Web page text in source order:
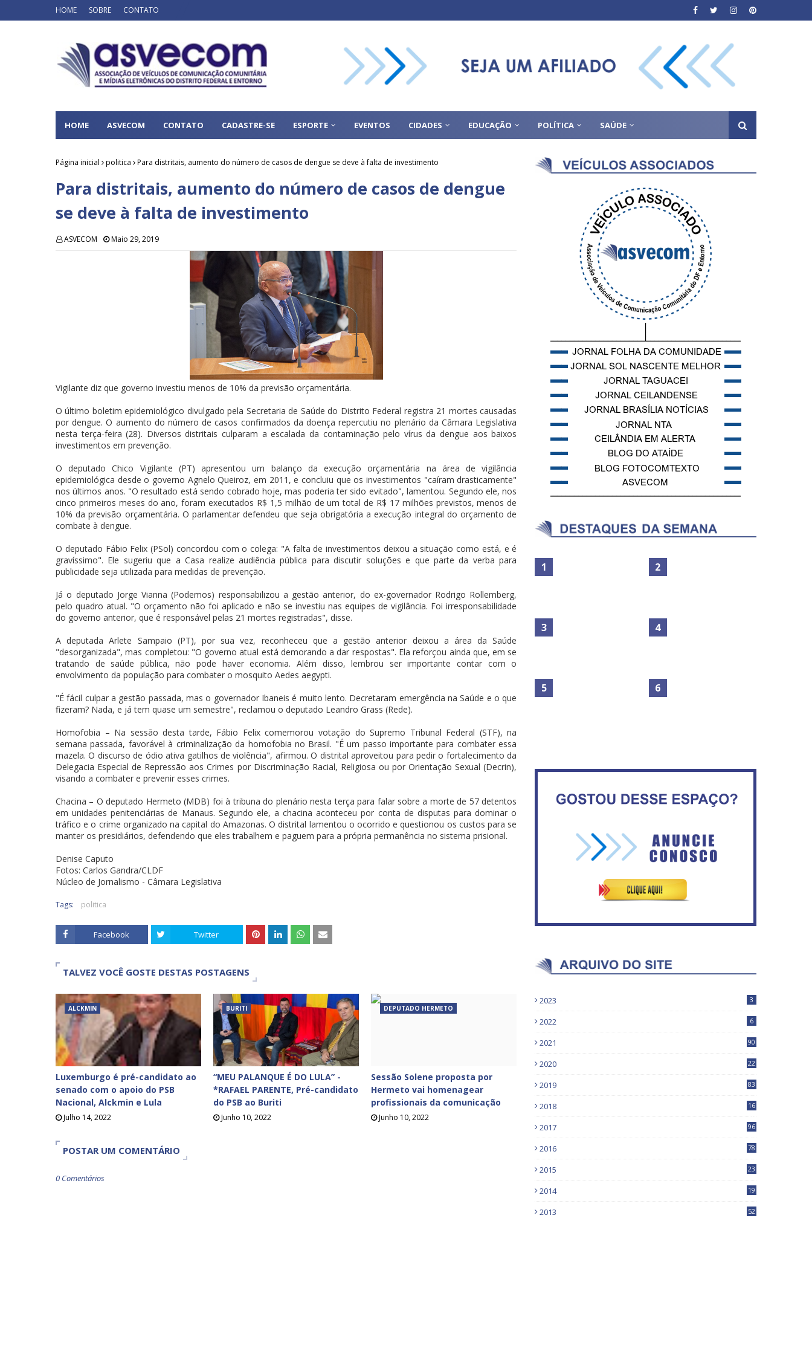
HOME SOBRE CONTATO
HOME ASVECOM CONTATO CADASTRE-SE ESPORTE EVENTOS CIDADES EDUCAÇÃO POLÍTICA SAÚDE
Página inicial politica Para distritais, aumento do número de casos de dengue se deve à falta de investimento
Para distritais, aumento do número de casos de dengue
se deve à falta de investimento
ASVECOM Maio 29, 2019
Vigilante diz que governo investiu menos de 10% da previsão orçamentária.
O último boletim epidemiológico divulgado pela Secretaria de Saúde do Distrito Federal registra 21 mortes causadas
por dengue. O aumento do número de casos confirmados da doença repercutiu no plenário da Câmara Legislativa
nesta terça-feira (28). Diversos distritais culparam a escalada da contaminação pelo vírus da dengue aos baixos
investimentos em prevenção.
O deputado Chico Vigilante (PT) apresentou um balanço da execução orçamentária na área de vigilância
epidemiológica desde o governo Agnelo Queiroz, em 2011, e concluiu que os investimentos "caíram drasticamente"
nos últimos anos. "O resultado está sendo cobrado hoje, mas poderia ter sido evitado", lamentou. Segundo ele, nos
cinco primeiros meses do ano, foram executados R$ 1,5 milhão de um total de R$ 17 milhões previstos, menos de
10% da previsão orçamentária. O parlamentar defendeu que seja obrigatória a execução integral do orçamento de
combate à dengue.
O deputado Fábio Felix (PSol) concordou com o colega: "A falta de investimentos deixou a situação como está, e é
gravíssimo". Ele sugeriu que a Casa realize audiência pública para discutir soluções e que parte da verba para
publicidade seja utilizada para medidas de prevenção.
Já o deputado Jorge Vianna (Podemos) responsabilizou a gestão anterior, do ex-governador Rodrigo Rollemberg,
pelo quadro atual. "O orçamento não foi aplicado e não se investiu nas equipes de vigilância. Foi irresponsabilidade
do governo anterior, que é responsável pelas 21 mortes registradas", disse.
A deputada Arlete Sampaio (PT), por sua vez, reconheceu que a gestão anterior deixou a área da Saúde
"desorganizada", mas completou: "O governo atual está demorando a dar respostas". Ela reforçou ainda que, em se
tratando de saúde pública, não pode haver economia. Além disso, lembrou ser importante contar com o
envolvimento da população para combater o mosquito Aedes aegypti.
"É fácil culpar a gestão passada, mas o governador Ibaneis é muito lento. Decretaram emergência na Saúde e o que
fizeram? Nada, e já tem quase um semestre", reclamou o deputado Leandro Grass (Rede).
Homofobia – Na sessão desta tarde, Fábio Felix comemorou votação do Supremo Tribunal Federal (STF), na
semana passada, favorável à criminalização da homofobia no Brasil. "É um passo importante para combater essa
mazela. O discurso de ódio ativa gatilhos de violência", afirmou. O distrital aproveitou para pedir o fortalecimento da
Delegacia Especial de Repressão aos Crimes por Discriminação Racial, Religiosa ou por Orientação Sexual (Decrin),
visando a combater e prevenir esses crimes.
Chacina – O deputado Hermeto (MDB) foi à tribuna do plenário nesta terça para falar sobre a morte de 57 detentos
em unidades penitenciárias de Manaus. Segundo ele, a chacina aconteceu por conta de disputas para dominar o
tráfico e o crime organizado na capital do Amazonas. O distrital lamentou o ocorrido e questionou os custos para se
manter os presidiários, defendendo que eles trabalhem e paguem para a própria permanência no sistema prisional.
Denise Caputo
Fotos: Carlos Gandra/CLDF
Núcleo de Jornalismo - Câmara Legislativa
Tags: politica
Facebook Twitter
TALVEZ VOCÊ GOSTE DESTAS POSTAGENS
ALCKMIN
Luxemburgo é pré-candidato ao
senado com o apoio do PSB
Nacional, Alckmin e Lula
Julho 14, 2022
BURITI
“MEU PALANQUE É DO LULA” -
*RAFAEL PARENTE, Pré-candidato
do PSB ao Buriti
Junho 10, 2022
DEPUTADO HERMETO
Sessão Solene proposta por
Hermeto vai homenagear
profissionais da comunicação
Junho 10, 2022
POSTAR UM COMENTÁRIO
0 Comentários
No Brasil do golpe, 61,5 mi
buscar ajuda do governo
será sustentada por 52 jatos
ventiladores
2023 3
2022 6
2021 90
2020
22
2019
83
2018
16
2017
96
2016
78
2015 23
2014 19
2013 52